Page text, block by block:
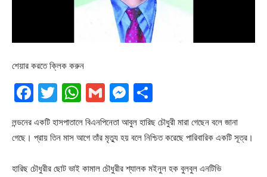
শেয়ার করতে ক্লিক করুন
Facebook
Twitter
WhatsApp
GmailMessenger
লন্ডনের একটি হাসপাতালে বিএনপিনেতা আবুল হারিছ চৌধুরী মারা গেছেন বলে জানা
গেছে। প্রায় তিন মাস আগে তাঁর মৃত্যু হয় বলে নিশ্চিত করেছে পারিবারিক একটি সূত্র।
হারিছ চৌধুরীর ছোট ভাই কামাল চৌধুরীর শ্যালক মইনুল হক বুলবুল এনটিভি